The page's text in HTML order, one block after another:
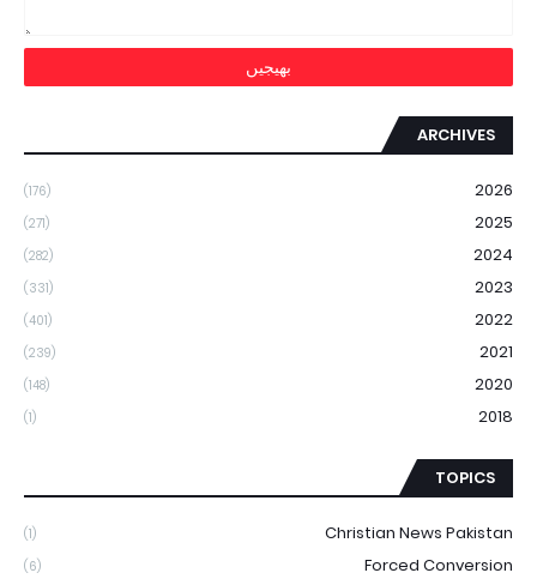
ARCHIVES
2026
(176)
2025
(271)
2024
(282)
2023
(331)
2022
(401)
2021
(239)
2020
(148)
2018
(1)
TOPICS
Christian News Pakistan
(1)
Forced Conversion
(6)